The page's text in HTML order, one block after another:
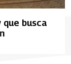
busca